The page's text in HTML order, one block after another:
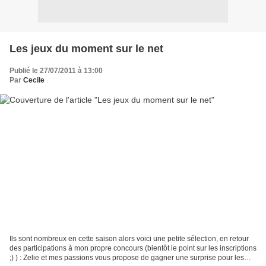
Les jeux du moment sur le net
Publié le 27/07/2011 à 13:00
Par Cecile
Ils sont nombreux en cette saison alors voici une petite sélection, en retour
des participations à mon propre concours (bientôt le point sur les inscriptions
;) ) : Zelie et mes passions vous propose de gagner une surprise pour les